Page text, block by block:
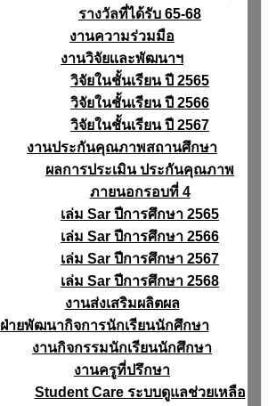
รางวัลที่ได้รับ 65-68
งานความร่วมมือ
งานวิจัยเเละพัฒนาฯ
วิจัยในชั้นเรียน ปี 2565
วิจัยในชั้นเรียน ปี 2566
วิจัยในชั้นเรียน ปี 2567
งานประกันคุณภาพสถานศึกษา
ผลการประเมิน ประกันคุณภาพ
ภายนอกรอบที่ 4
เล่ม Sar ปีการศึกษา 2565
เล่ม Sar ปีการศึกษา 2566
เล่ม Sar ปีการศึกษา 2567
เล่ม Sar ปีการศึกษา 2568
งานส่งเสริมผลิตผล
ฝ่ายพัฒนากิจการนักเรียนนักศึกษา
งานกิจกรรมนักเรียนนักศึกษา
งานครูที่ปรึกษา
Student Care ระบบดูแลช่วยเหลือ